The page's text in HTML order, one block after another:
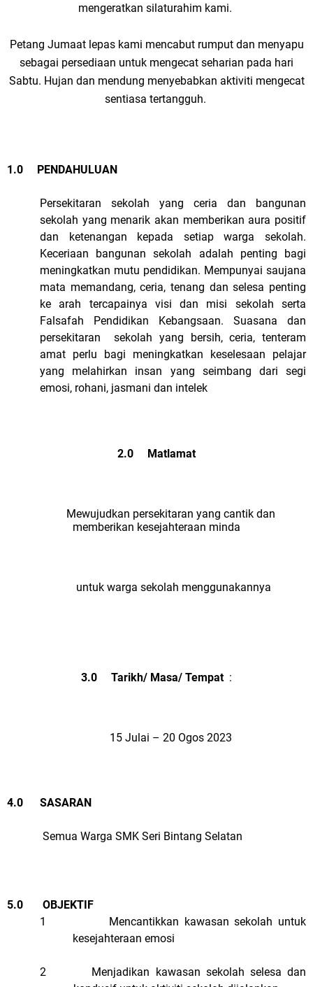
mengeratkan silaturahim kami.
Petang Jumaat lepas kami mencabut rumput dan menyapu
sebagai persediaan untuk mengecat seharian pada hari
Sabtu. Hujan dan mendung menyebabkan aktiviti mengecat
sentiasa tertangguh.
1.0 PENDAHULUAN
Persekitaran sekolah yang ceria dan bangunan
sekolah yang menarik akan memberikan aura positif
dan ketenangan kepada setiap warga sekolah.
Keceriaan bangunan sekolah adalah penting bagi
meningkatkan mutu pendidikan. Mempunyai saujana
mata memandang, ceria, tenang dan selesa penting
ke arah tercapainya visi dan misi sekolah serta
Falsafah Pendidikan Kebangsaan. Suasana dan
persekitaran sekolah yang bersih, ceria, tenteram
amat perlu bagi meningkatkan keselesaan pelajar
yang melahirkan insan yang seimbang dari segi
emosi, rohani, jasmani dan intelek
2.0 Matlamat
Mewujudkan persekitaran yang cantik dan
memberikan kesejahteraan minda
untuk warga sekolah menggunakannya
3.0 Tarikh/ Masa/ Tempat :
15 Julai – 20 Ogos 2023
4.0 SASARAN
Semua Warga SMK Seri Bintang Selatan
5.0 OBJEKTIF
1 Mencantikkan kawasan sekolah untuk
kesejahteraan emosi
2 Menjadikan kawasan sekolah selesa dan